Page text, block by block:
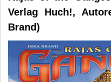
Verlag Huch!,
Brand)